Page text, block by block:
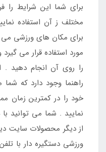
برای شما این شرایط را
مختلف ز آن استفاده
برای مکان های ورزشی می
مورد استفاده قرار می
را روی آن انجام دهید
راهنما وجود دارد که
خود را در کمترین زمان
نمایید . شما می توانید
از دیگر محصولات سایت
ورزشی دستگیره دار با